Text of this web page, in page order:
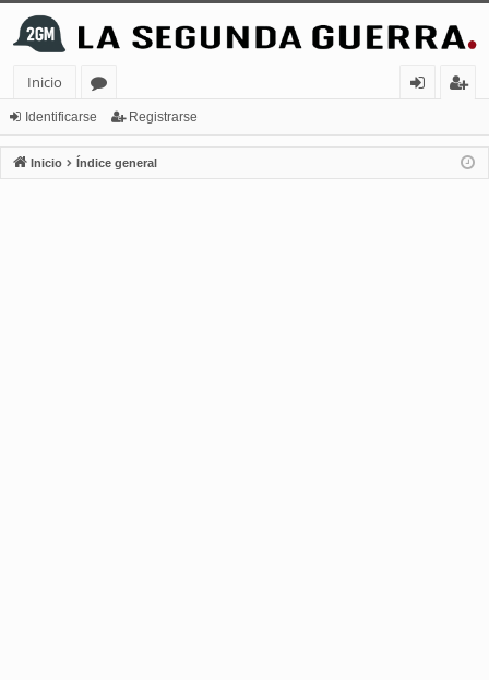
Inicio
or
os
nt
ifi
ist
ra
Identificarse Registrarse
Inicio Índice general